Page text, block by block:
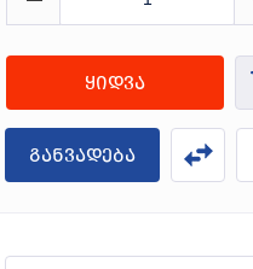
ყიდვა
განვადება